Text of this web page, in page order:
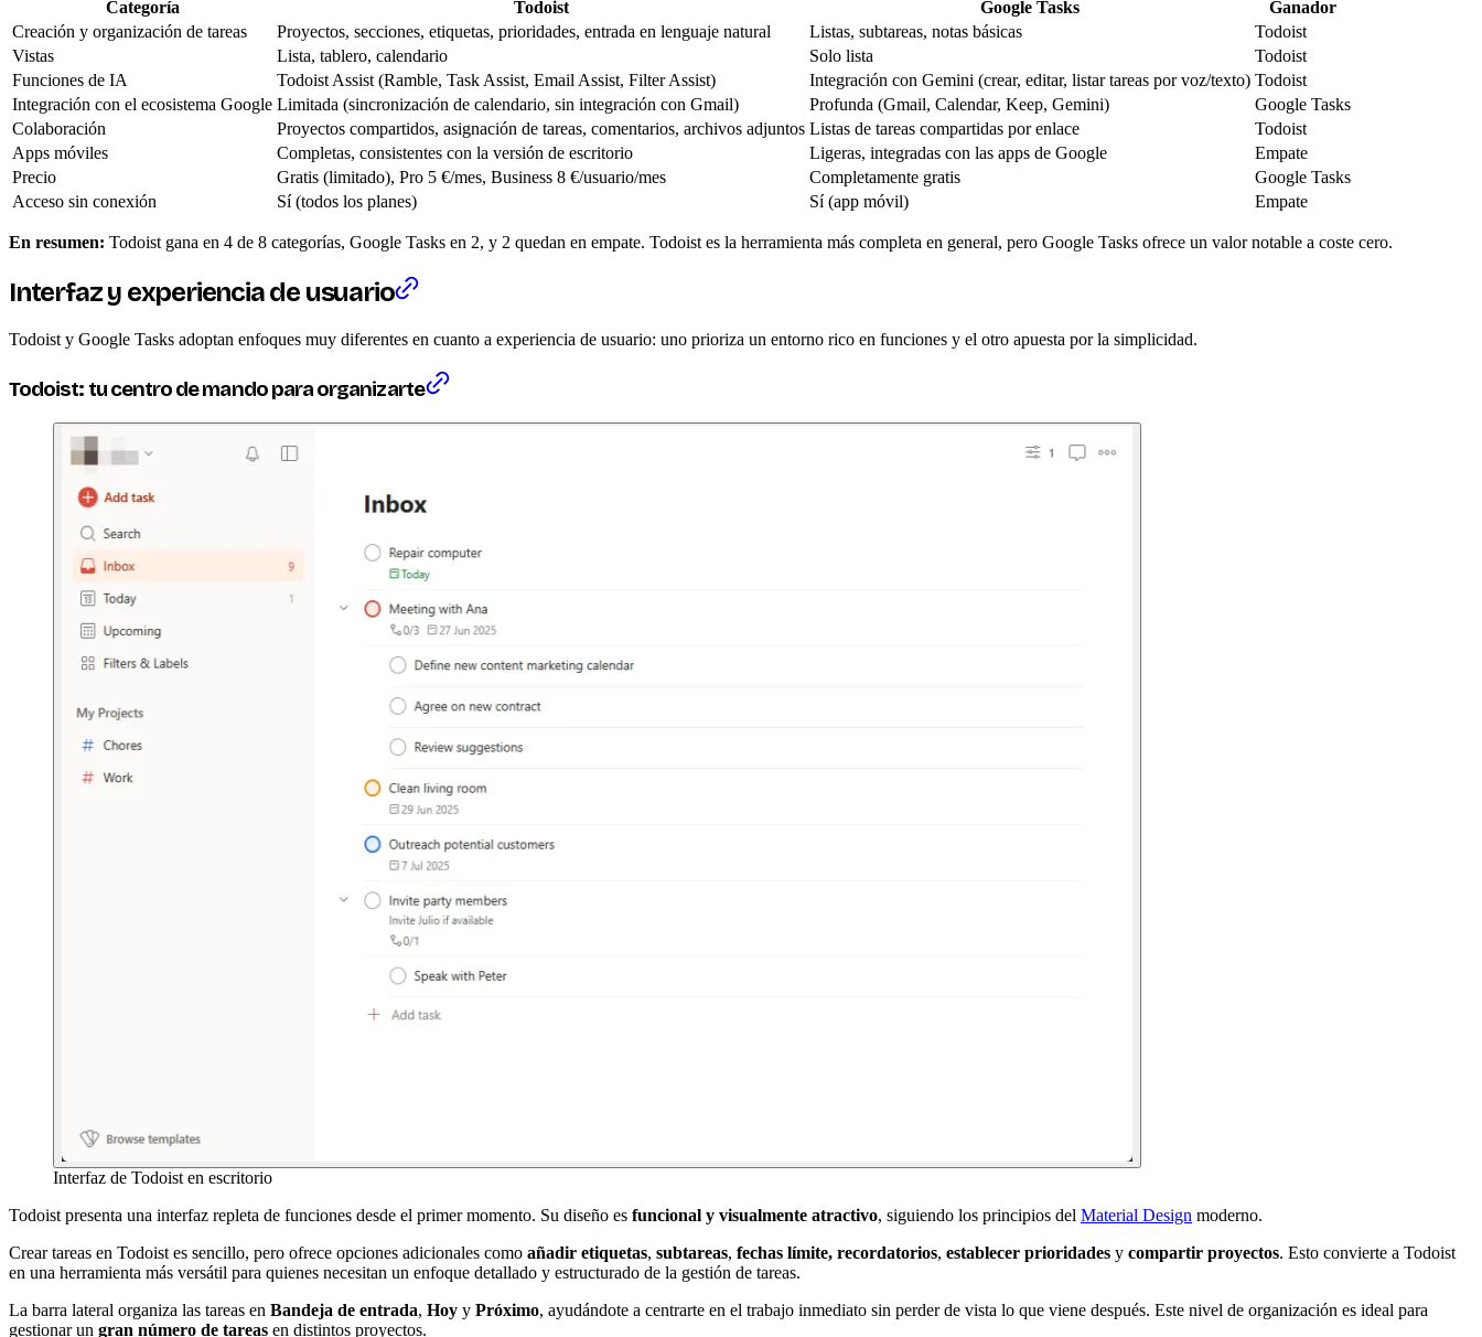
Categoría Todoist Google Tasks
Ganador
Creación y organización de tareas
Proyectos, secciones, etiquetas, prioridades, entrada en lenguaje natural Listas, subtareas, notas básicas
Todoist
Vistas
Lista, tablero, calendario Solo lista
Todoist
Funciones de IA
Todoist Assist (Ramble, Task Assist, Email Assist, Filter Assist) Integración con Gemini (crear, editar, listar tareas por voz/texto) Todoist
Integración con el ecosistema Google Limitada (sincronización de calendario, sin integración con Gmail) Profunda (Gmail, Calendar, Keep, Gemini)
Google Tasks
Colaboración
Proyectos compartidos, asignación de tareas, comentarios, archivos adjuntos Listas de tareas compartidas por enlace
Todoist
Apps móviles
Completas, consistentes con la versión de escritorio Ligeras, integradas con las apps de Google
Empate
Precio
Gratis (limitado), Pro 5 €/mes, Business 8 €/usuario/mes Completamente gratis
Google Tasks
Acceso sin conexión
Sí (todos los planes) Sí (app móvil) Empate
En resumen: Todoist gana en 4 de 8 categorías, Google Tasks en 2, y 2 quedan en empate. Todoist es la herramienta más completa en general, pero Google Tasks ofrece un valor notable a coste cero.
Interfaz y experiencia de usuario
Todoist y Google Tasks adoptan enfoques muy diferentes en cuanto a experiencia de usuario: uno prioriza un entorno rico en funciones y el otro apuesta por la simplicidad.
Todoist: tu centro de mando para organizarte
Interfaz de Todoist en escritorio
Todoist presenta una interfaz repleta de funciones desde el primer momento. Su diseño es funcional y visualmente atractivo, siguiendo los principios del Material Design moderno.
Crear tareas en Todoist es sencillo, pero ofrece opciones adicionales como añadir etiquetas, subtareas, fechas límite, recordatorios, establecer prioridades y compartir proyectos. Esto convierte a Todoist
en una herramienta más versátil para quienes necesitan un enfoque detallado y estructurado de la gestión de tareas.
La barra lateral organiza las tareas en Bandeja de entrada, Hoy y Próximo, ayudándote a centrarte en el trabajo inmediato sin perder de vista lo que viene después. Este nivel de organización es ideal para
gestionar un gran número de tareas en distintos proyectos.